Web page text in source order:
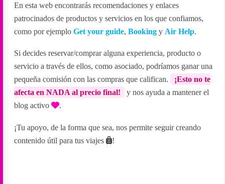
En esta web encontrarás recomendaciones y enlaces
patrocinados de productos y servicios en los que confiamos,
como por ejemploGet your guide,Booking y Air Help.
Si decides reservar/comprar alguna experiencia, producto o
servicio a través de ellos, como asociado, podríamos ganar una
pequeña comisión con las compras que califican.
¡Esto no te
afecta en NADA al precio final!
y nos ayuda a mantener el
blog activo
.
¡Tu apoyo, de la forma que sea, nos permite seguir creando
contenido útil para tus viajes
!